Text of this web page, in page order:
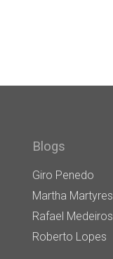
Blogs
Giro Penedo
Martha Martyres
Rafael Medeiros
Roberto Lopes